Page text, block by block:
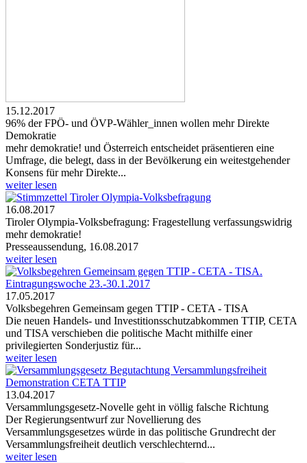
15.12.2017
96% der FPÖ- und ÖVP-Wähler_innen wollen mehr Direkte
Demokratie
mehr demokratie! und Österreich entscheidet präsentieren eine
Umfrage, die belegt, dass in der Bevölkerung ein weitestgehender
Konsens für mehr Direkte...
weiter lesen
16.08.2017
Tiroler Olympia-Volksbefragung: Fragestellung verfassungswidrig
mehr demokratie!
Presseaussendung, 16.08.2017
weiter lesen
17.05.2017
Volksbegehren Gemeinsam gegen TTIP - CETA - TISA
Die neuen Handels- und Investitionsschutzabkommen TTIP, CETA
und TISA verschieben die politische Macht mithilfe einer
privilegierten Sonderjustiz für...
weiter lesen
13.04.2017
Versammlungsgesetz-Novelle geht in völlig falsche Richtung
Der Regierungsentwurf zur Novellierung des
Versammlungsgesetzes würde in das politische Grundrecht der
Versammlungsfreiheit deutlich verschlechternd...
weiter lesen